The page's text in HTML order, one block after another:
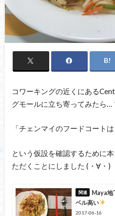
コワーキングの近くにある
グモールに立ち寄ってみたら…
「チェンマイのフードコートは
という仮設を確認するために
ただくことにしました (・∀・)
Maya地
ベル高い
2017-06-16